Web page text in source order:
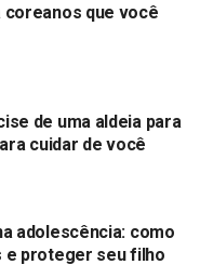
coreanos que você
de uma aldeia para
cuidar de você
adolescência: como
e proteger seu filho